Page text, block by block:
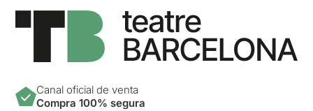
Canal oficial de venta
Compra 100% segura